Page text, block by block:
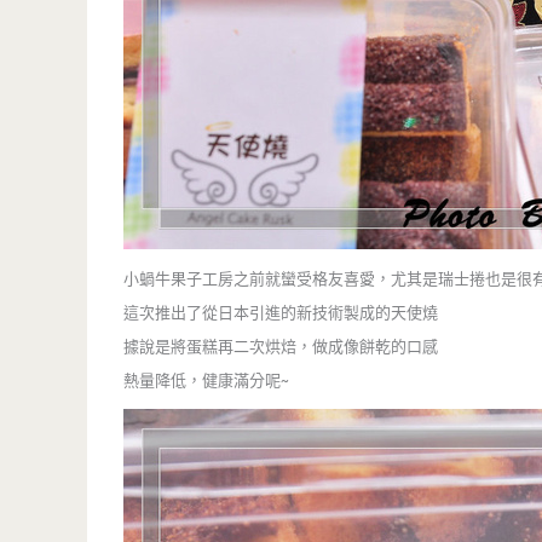
小蝸牛果子工房之前就蠻受格友喜愛，尤其是瑞士捲也是很
這次推出了從日本引進的新技術製成的天使燒
據說是將蛋糕再二次烘焙，做成像餅乾的口感
熱量降低，健康滿分呢~